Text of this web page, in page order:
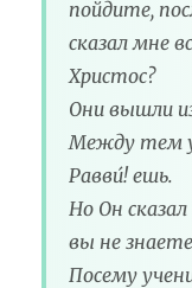
пойдите,
сказал мне
Христос?
Они вышли
Между тем
Равви́! ешь.
Но Он
вы не
Посему